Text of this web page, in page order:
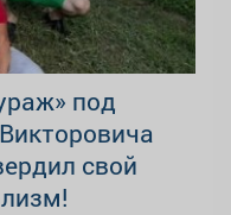
под
свой